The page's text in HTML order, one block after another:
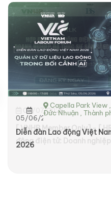
05/06/2026
Capella Park View
Đức Nhuận , Thành
Diễn đàn Lao động Việt
2026